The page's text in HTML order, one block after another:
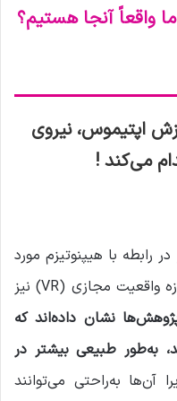
واقعاً آنجا هستیم؟
اپتیموس، نیروی
می‌کند !
رابطه با هیپنوتیزم مورد
مطالعه قرار گرفته بود، اکنون در حوزه واقعیت مجازی (VR) نیز
نشان داده‌اند که
به‌طور طبیعی بیشتر در
آن‌ها به‌راحتی می‌توانند